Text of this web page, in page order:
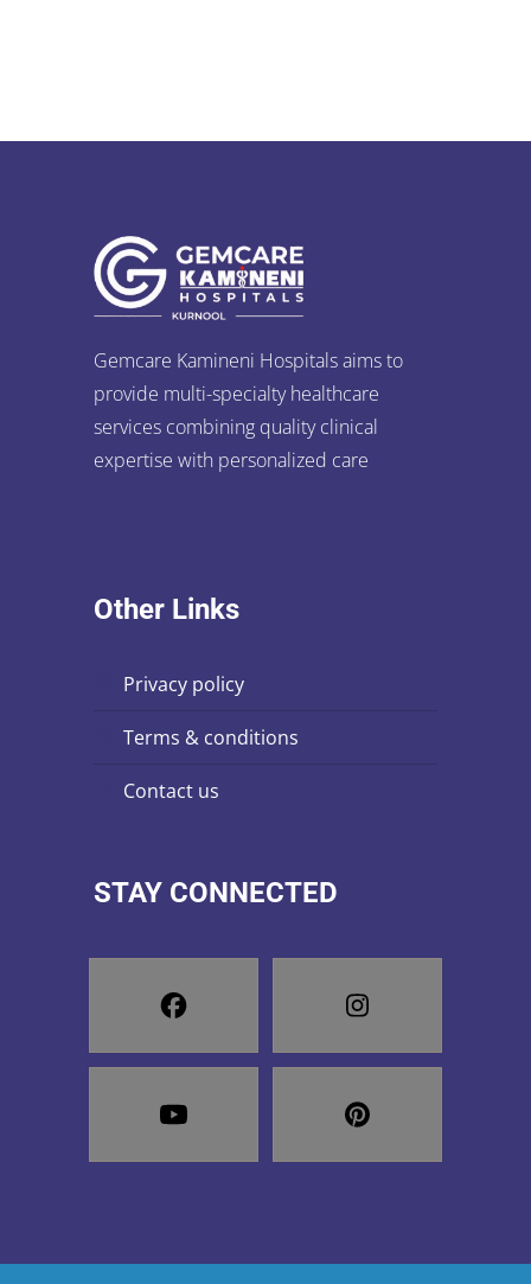
Gemcare Kamineni Hospitals aims to
provide multi-specialty healthcare
services combining quality clinical
expertise with personalized care
Other Links
privacy policy
terms & conditions
contact us
STAY CONNECTED